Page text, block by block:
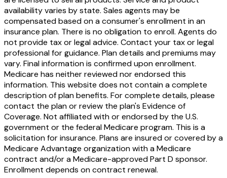
availability varies by state. Sales agents may be
compensated based on a consumer's enrollment in an
insurance plan. There is no obligation to enroll. Agents do
not provide tax or legal advice. Contact your tax or legal
professional for guidance. Plan details and premiums may
vary. Final information is confirmed upon enrollment.
Medicare has neither reviewed nor endorsed this
information. This website does not contain a complete
description of plan benefits. For complete details, please
contact the plan or review the plan's Evidence of
Coverage. Not affiliated with or endorsed by the U.S.
government or the federal Medicare program. This is a
solicitation for insurance. Plans are insured or covered by a
Medicare Advantage organization with a Medicare
contract and/or a Medicare-approved Part D sponsor.
Enrollment depends on contract renewal.